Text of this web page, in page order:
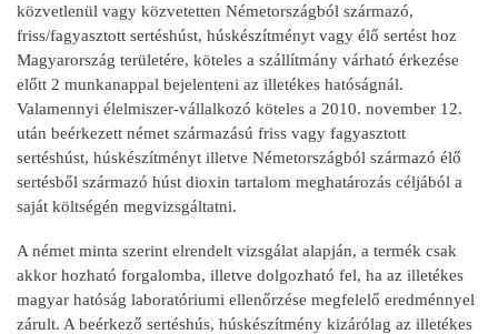
közvetlenül vagy közvetetten Németországból származó,
friss/fagyasztott sertéshúst, húskészítményt vagy élő sertést hoz
Magyarország területére, köteles a szállítmány várható érkezése
előtt 2 munkanappal bejelenteni az illetékes hatóságnál.
Valamennyi élelmiszer-vállalkozó köteles a 2010. november 12.
után beérkezett német származású friss vagy fagyasztott
sertéshúst, húskészítményt illetve Németországból származó élő
sertésből származó húst dioxin tartalom meghatározás céljából a
saját költségén megvizsgáltatni.
A német minta szerint elrendelt vizsgálat alapján, a termék csak
akkor hozható forgalomba, illetve dolgozható fel, ha az illetékes
magyar hatóság laboratóriumi ellenőrzése megfelelő eredménnyel
zárult. A beérkező sertéshús, húskészítmény kizárólag az illetékes